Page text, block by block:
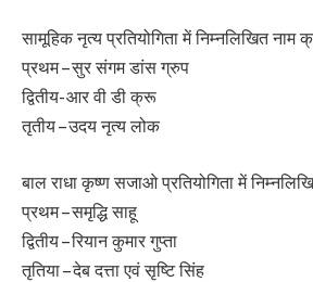
सामूहिक नृत्य प्रतियोगिता में निम्नलिखित नाम
प्रथम – सुर संगम डांस ग्रुप
द्वितीय- आर वी डी क्रू
तृतीय – उदय नृत्य लोक
बाल राधा कृष्ण सजाओ प्रतियोगिता में
प्रथम – समृद्धि साहू
द्वितीय – रियान कुमार गुप्ता
तृतिया – देब दत्ता एवं सृष्टि सिंह